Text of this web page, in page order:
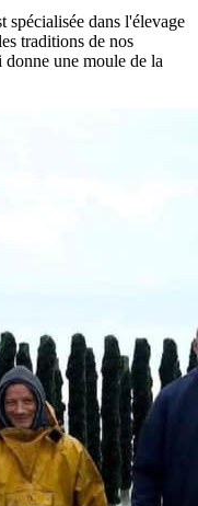
spécialisée dans l'élevage
traditions de nos
donne une moule de la